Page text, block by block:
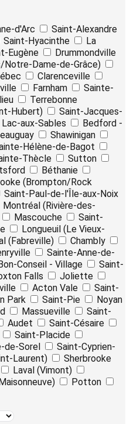
d'Arc
Saint-Alexandre
Saint-Hyacinthe
La
Eugène
Drummondville
Dame-de-Grâce)
Clarenceville
Farnham
Sainte-
Terrebonne
Hubert)
Saint-Jacques-
Lac-aux-Sables
Bedford -
Shawinigan
Hélène-de-Bagot
Thècle
Sutton
Béthanie
(Brompton/Rock
Saint-Paul-de-l'Île-aux-Noix
Montréal (Rivière-des-
Mascouche
Saint-
Longueuil (Le Vieux-
(Fabreville)
Chambly
Sainte-Anne-de-
Conseil - Village
Saint-
Falls
Joliette
Acton Vale
Saint-
Park Saint-Pie
Noyan
Massueville
Saint-
Audet
Saint-Césaire
Saint-Placide
de-Sorel
Saint-Cyprien-
Laurent)
Sherbrooke
Laval (Vimont)
Potton